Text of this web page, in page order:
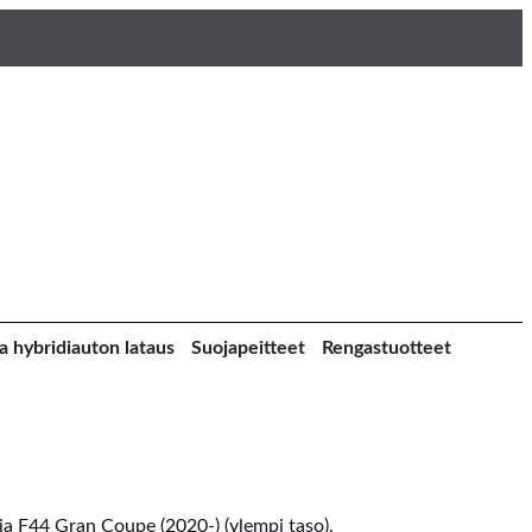
hybridiauton lataus Suojapeitteet
Rengastuotteet